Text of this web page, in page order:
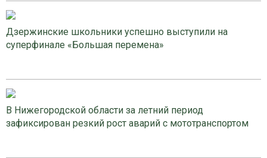
Дзержинские школьники успешно выступили на
суперфинале «Большая перемена»
В Нижегородской области за летний период
зафиксирован резкий рост аварий с мототранспортом